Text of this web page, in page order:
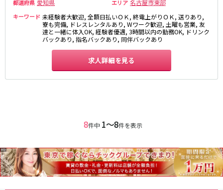
都道府県 愛知県 エリア 名古屋市東部
キーワード 未経験者大歓迎, 全額日払いＯＫ, 終電上がりＯＫ, 送りあり,
寮も完備, ドレスレンタルあり, Wワーク歓迎, 土曜も営業, 友
達と一緒に体入OK, 経験者優遇, 3時間以内の勤務OK, ドリンク
バックあり, 指名バックあり, 同伴バックあり
求人詳細を見る
8件中 1〜8件を表示